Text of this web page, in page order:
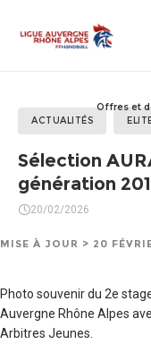
Offres et
ACTUALITÉS
Sélection
génération
20/02/2026
MISE À JOUR > 20
Photo souvenir du 2e
Auvergne Rhône Alpes
Arbitres Jeunes.